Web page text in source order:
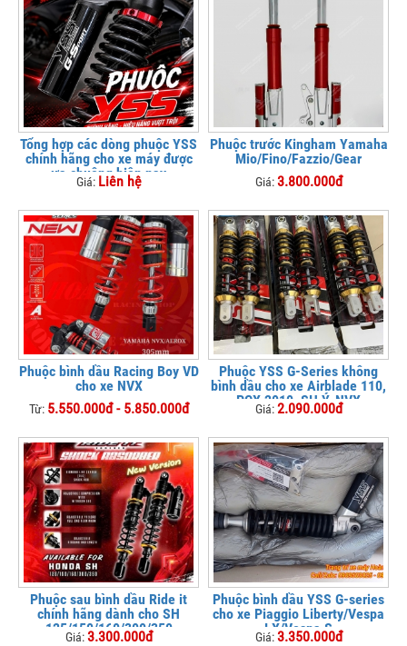
Tổng hợp các dòng phuộc YSS
chính hãng cho xe máy được
ưa chuộng hiện nay
Giá: Liên hệ
Phuộc trước Kingham Yamaha
Mio/Fino/Fazzio/Gear
Giá:3.800.000đ
Phuộc bình dầu Racing Boy VD
cho xe NVX
Từ: 5.550.000đ - 5.850.000đ
Phuộc YSS G-Series không
bình dầu cho xe Airblade 110,
PCX 2010, SH Ý, NVX
Giá:2.090.000đ
Phuộc sau bình dầu Ride it
chính hãng dành cho SH
125/150/160/300/350
Giá:3.300.000đ
Phuộc bình dầu YSS G-series
cho xe Piaggio Liberty/Vespa
LX/Vespa S
Giá:3.350.000đ